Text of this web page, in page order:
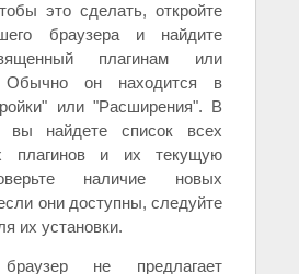
это сделать, откройте
браузера и найдите
плагинам или
Обычно он находится в
или "Расширения". В
вы найдете список всех
плагинов и их текущую
наличие новых
они доступны, следуйте
их установки.
не предлагает